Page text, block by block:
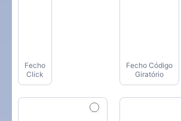
Fecho
Click
Fecho Código
Giratório